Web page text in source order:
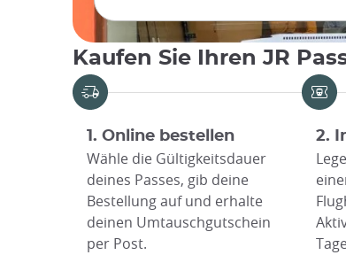
Kaufen Sie Ihren JR
1. Online bestellen
Wähle die Gültigkeitsdauer
deines Passes, gib deine
Bestellung auf und erhalte
deinen Umtauschgutschein
per Post.
2.